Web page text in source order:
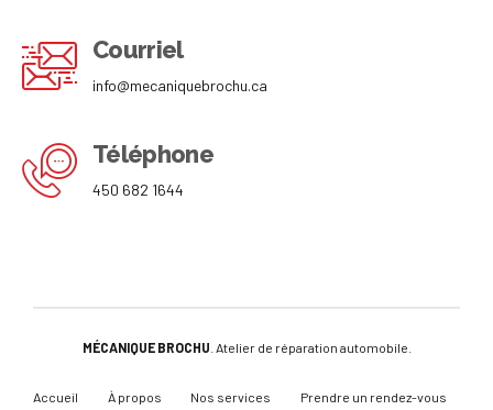
Courriel
info@mecaniquebrochu.ca
Téléphone
450 682 1644
MÉCANIQUE BROCHU . Atelier de réparation automobile.
Accueil À propos Nos services Prendre un rendez-vous